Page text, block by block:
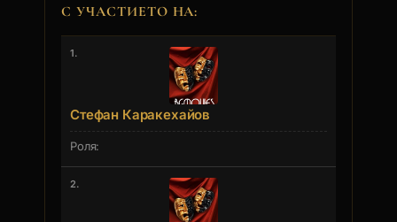
С УЧАСТИЕТО НА:
1.
Стефан Каракехайов
2.